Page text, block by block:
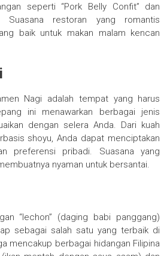
seperti “Pork Belly Confit” dan
Suasana restoran yang romantis
baik untuk makan malam kencan
Nagi adalah tempat yang harus
ini menawarkan berbagai jenis
dengan selera Anda. Dari kuah
shoyu, Anda dapat menciptakan
preferensi pribadi. Suasana yang
nyaman untuk bersantai.
“lechon” (daging babi panggang)
sebagai salah satu yang terbaik di
mencakup berbagai hidangan Filipina